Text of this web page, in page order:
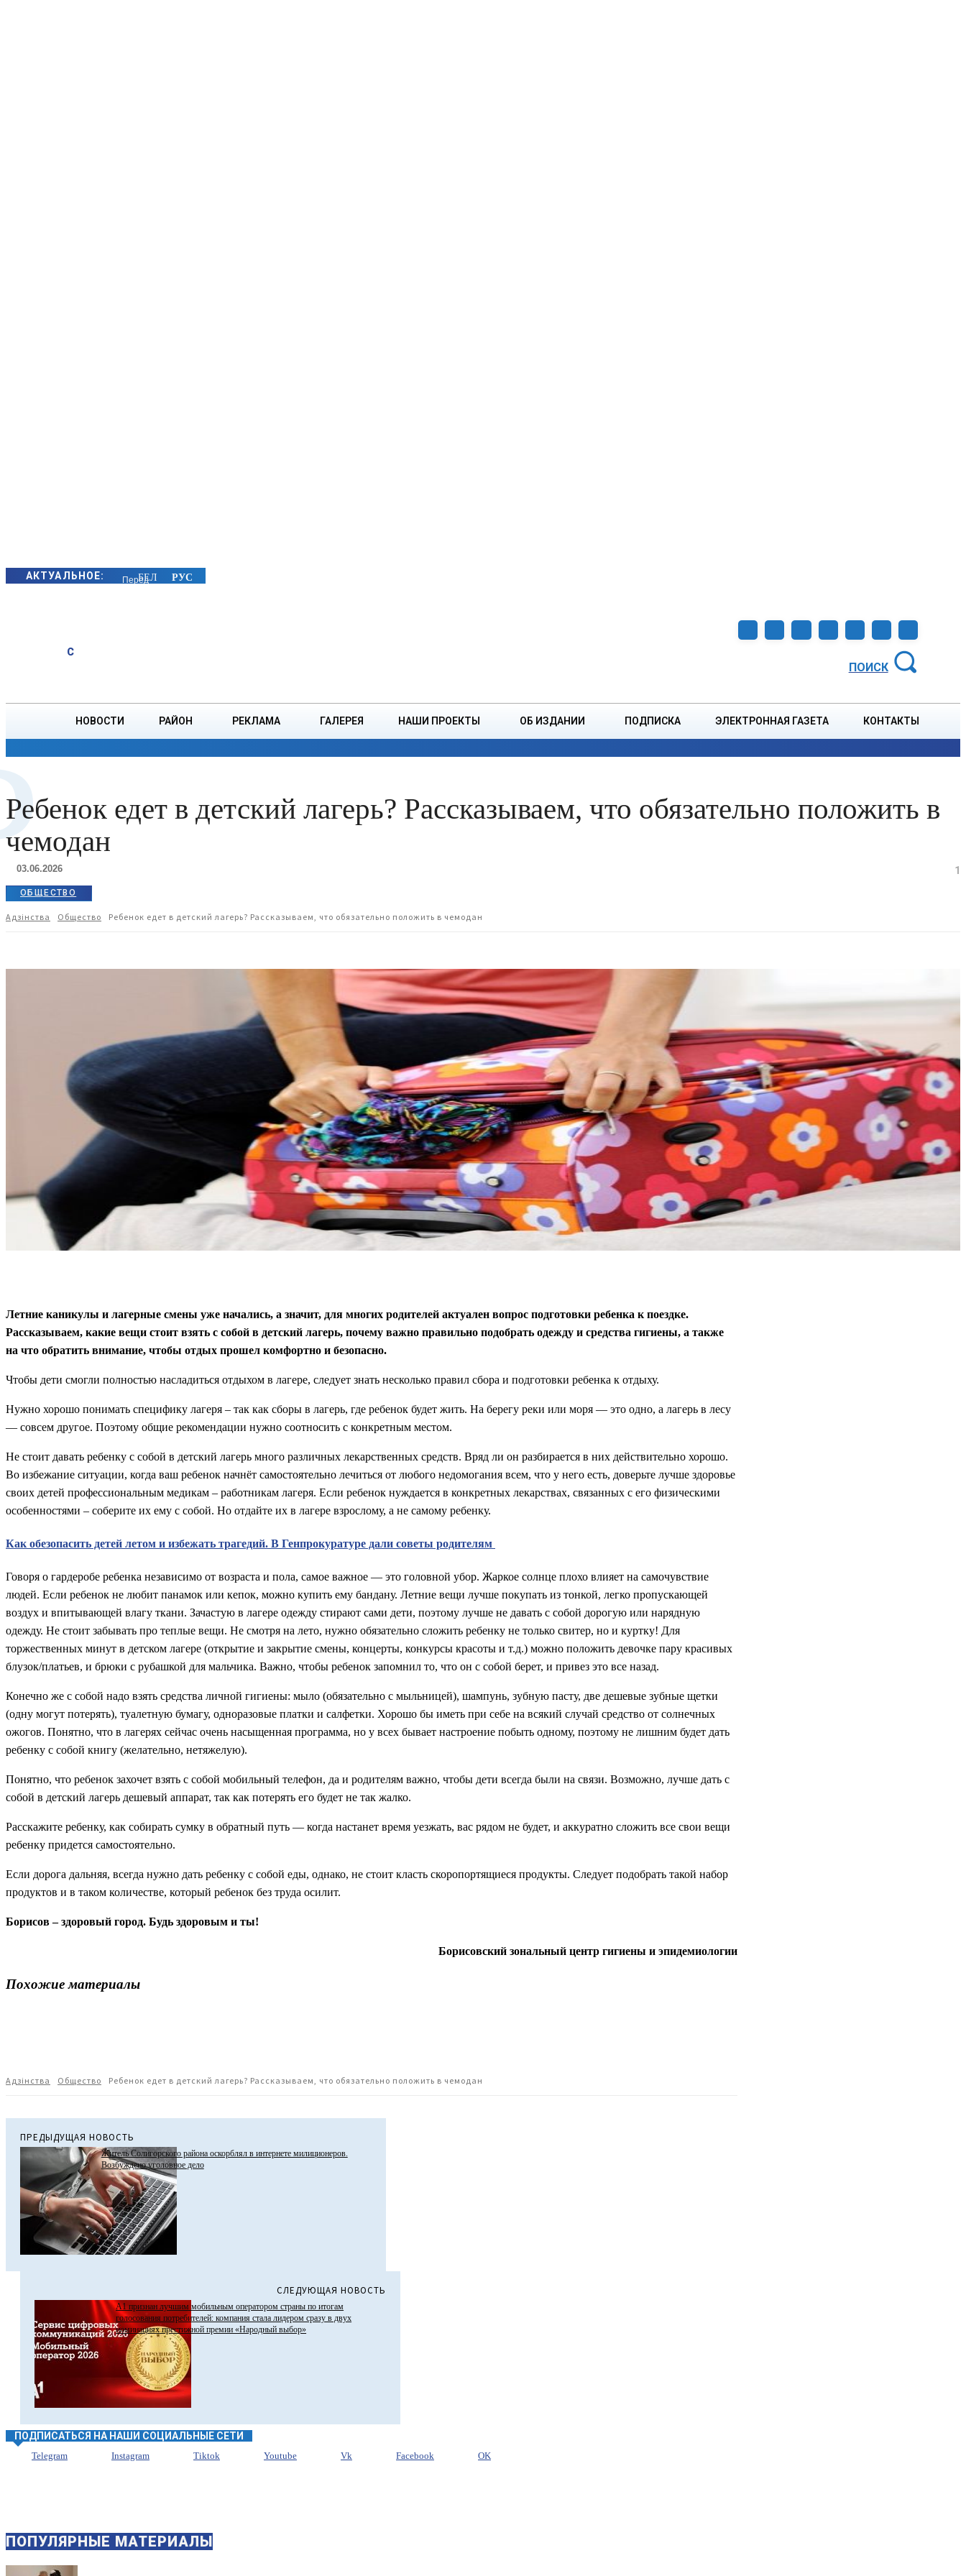
АКТУАЛЬНОЕ:
Перед
парковки
C
Суббота, 8 августа
ПОИСК
НОВОСТИ РАЙОН РЕКЛАМА ГАЛЕРЕЯ НАШИ ПРОЕКТЫ ОБ ИЗДАНИИ ПОДПИСКА ЭЛЕКТРОННАЯ ГАЗЕТА КОНТАКТЫ
Ребенок едет в детский лагерь? Рассказываем, что обязательно положить в
чемодан
03.06.2026 1
ОБЩЕСТВО
Адзiнства Общество Ребенок едет в детский лагерь? Рассказываем, что обязательно положить в чемодан
Летние каникулы и лагерные смены уже начались, а значит, для многих родителей актуален вопрос подготовки ребенка к поездке.
Рассказываем, какие вещи стоит взять с собой в детский лагерь, почему важно правильно подобрать одежду и средства гигиены, а также
на что обратить внимание, чтобы отдых прошел комфортно и безопасно.
Чтобы дети смогли полностью насладиться отдыхом в лагере, следует знать несколько правил сбора и подготовки ребенка к отдыху.
Нужно хорошо понимать специфику лагеря – так как сборы в лагерь, где ребенок будет жить. На берегу реки или моря — это одно, а лагерь в лесу
— совсем другое. Поэтому общие рекомендации нужно соотносить с конкретным местом.
Не стоит давать ребенку с собой в детский лагерь много различных лекарственных средств. Вряд ли он разбирается в них действительно хорошо.
Во избежание ситуации, когда ваш ребенок начнёт самостоятельно лечиться от любого недомогания всем, что у него есть, доверьте лучше здоровье
своих детей профессиональным медикам – работникам лагеря. Если ребенок нуждается в конкретных лекарствах, связанных с его физическими
особенностями – соберите их ему с собой. Но отдайте их в лагере взрослому, а не самому ребенку.
Как обезопасить детей летом и избежать трагедий. В Генпрокуратуре дали советы родителям
Говоря о гардеробе ребенка независимо от возраста и пола, самое важное — это головной убор. Жаркое солнце плохо влияет на самочувствие
людей. Если ребенок не любит панамок или кепок, можно купить ему бандану. Летние вещи лучше покупать из тонкой, легко пропускающей
воздух и впитывающей влагу ткани. Зачастую в лагере одежду стирают сами дети, поэтому лучше не давать с собой дорогую или нарядную
одежду. Не стоит забывать про теплые вещи. Не смотря на лето, нужно обязательно сложить ребенку не только свитер, но и куртку! Для
торжественных минут в детском лагере (открытие и закрытие смены, концерты, конкурсы красоты и т.д.) можно положить девочке пару красивых
блузок/платьев, и брюки с рубашкой для мальчика. Важно, чтобы ребенок запомнил то, что он с собой берет, и привез это все назад.
Конечно же с собой надо взять средства личной гигиены: мыло (обязательно с мыльницей), шампунь, зубную пасту, две дешевые зубные щетки
(одну могут потерять), туалетную бумагу, одноразовые платки и салфетки. Хорошо бы иметь при себе на всякий случай средство от солнечных
ожогов. Понятно, что в лагерях сейчас очень насыщенная программа, но у всех бывает настроение побыть одному, поэтому не лишним будет дать
ребенку с собой книгу (желательно, нетяжелую).
Понятно, что ребенок захочет взять с собой мобильный телефон, да и родителям важно, чтобы дети всегда были на связи. Возможно, лучше дать с
собой в детский лагерь дешевый аппарат, так как потерять его будет не так жалко.
Расскажите ребенку, как собирать сумку в обратный путь — когда настанет время уезжать, вас рядом не будет, и аккуратно сложить все свои вещи
ребенку придется самостоятельно.
Если дорога дальняя, всегда нужно дать ребенку с собой еды, однако, не стоит класть скоропортящиеся продукты. Следует подобрать такой набор
продуктов и в таком количестве, который ребенок без труда осилит.
Борисов – здоровый город. Будь здоровым и ты!
Борисовский зональный центр гигиены и эпидемиологии
Похожие материалы
Адзiнства Общество Ребенок едет в детский лагерь? Рассказываем, что обязательно положить в чемодан
ПРЕДЫДУЩАЯ НОВОСТЬ
Житель Солигорского района оскорблял в интернете милиционеров.
Возбуждено уголовное дело
СЛЕДУЮЩАЯ НОВОСТЬ
А1 признан лучшим мобильным оператором страны по итогам
голосования потребителей: компания стала лидером сразу в двух
номинациях престижной премии «Народный выбор»
ПОДПИСАТЬСЯ НА НАШИ СОЦИАЛЬНЫЕ СЕТИ
Telegram Instagram Tiktok Youtube Vk Facebook OK
ПОПУЛЯРНЫЕ МАТЕРИАЛЫ